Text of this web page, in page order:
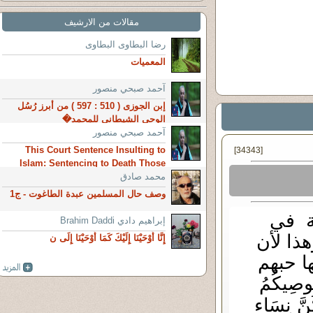
[34343]
في
لأن
حبهم
نِسَاء
مقالات من الارشيف
رضا البطاوى البطاوى
المعميات
آحمد صبحي منصور
إبن الجوزى ( 510 : 597 ) من أبرز رُسُل
الوحى الشيطانى للمحمد�
آحمد صبحي منصور
This Court Sentence Insulting to
Islam: Sentencing to Death Those
Who Have Insulted Prophet
Muhammad
محمد صادق
وصف حال المسلمين عبدة الطاغوت - ج1
إبراهيم دادي Brahim Daddi
إِنَّا أَوْحَيْنَا إِلَيْكَ كَمَا أَوْحَيْنَا إِلَى ن